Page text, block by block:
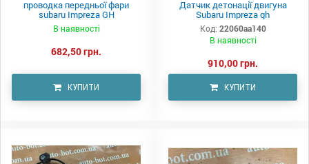
проводка передньої фари
subaru Impreza GH
В наявності
682,50 грн.
КУПИТИ
Датчик детонації двигуна
Subaru Impreza gh
Код: 22060aa140
В наявності
910,00 грн.
КУПИТИ